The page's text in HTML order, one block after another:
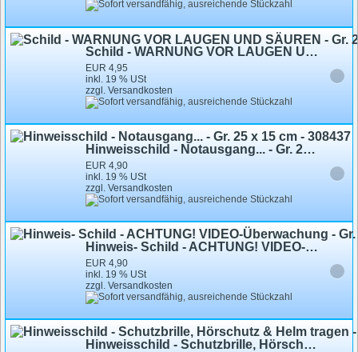
Schild - WARNUNG VOR LAUGEN UND SÄUREN - Gr. 22 X 19,5 cm - 308805
EUR 4,95
inkl. 19 % USt
zzgl. Versandkosten
Hinweisschild - Notausgang... - Gr. 25 x 15 cm - 308437
EUR 4,90
inkl. 19 % USt
zzgl. Versandkosten
Hinweis- Schild - ACHTUNG! VIDEO-Überwachung - Gr. 25 X 15 cm - 308815
EUR 4,90
inkl. 19 % USt
zzgl. Versandkosten
Hinweisschild - Schutzbrille, Hörschutz & Helm tragen - Gr. ca. 20 X 20 cm - 308309